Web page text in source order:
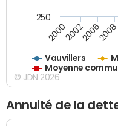
Vauvillers
Moyenne
2000200220062008
250
© JDN 2026
Annuité de la